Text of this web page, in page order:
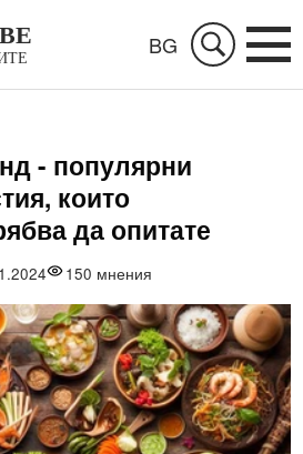
BG
- популярни
които
да опитате
150 мнения